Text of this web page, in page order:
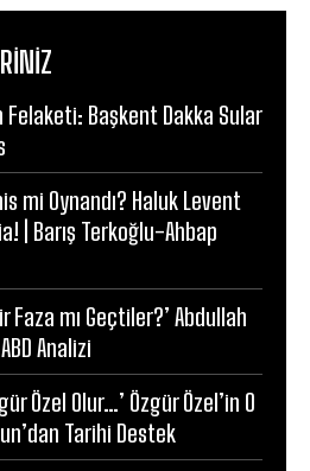
Felaketi: Başkent Dakka Sular
mi Oynandı? Haluk Levent
| Barış Terkoğlu-Ahbap
Faza mı Geçtiler?’ Abdullah
Analizi
Özel Olur…’ Özgür Özel’in O
Tarihi Destek